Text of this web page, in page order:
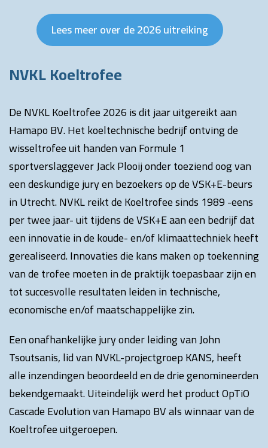
Lees meer over de 2026 uitreiking
NVKL Koeltrofee
De NVKL Koeltrofee 2026 is dit jaar uitgereikt aan
Hamapo BV. Het koeltechnische bedrijf ontving de
wisseltrofee uit handen van Formule 1
sportverslaggever Jack Plooij onder toeziend oog van
een deskundige jury en bezoekers op de VSK+E-beurs
in Utrecht. NVKL reikt de Koeltrofee sinds 1989 -eens
per twee jaar- uit tijdens de VSK+E aan een bedrijf dat
een innovatie in de koude- en/of klimaattechniek heeft
gerealiseerd. Innovaties die kans maken op toekenning
van de trofee moeten in de praktijk toepasbaar zijn en
tot succesvolle resultaten leiden in technische,
economische en/of maatschappelijke zin.
Een onafhankelijke jury onder leiding van John
Tsoutsanis, lid van NVKL-projectgroep KANS, heeft
alle inzendingen beoordeeld en de drie genomineerden
bekendgemaakt. Uiteindelijk werd het product OpTiO
Cascade Evolution van Hamapo BV als winnaar van de
Koeltrofee uitgeroepen.